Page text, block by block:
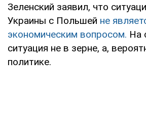
Зеленский заявил, что
Украины с Польшей не
экономическим вопросом. На
ситуация не в зерне, а,
политике.